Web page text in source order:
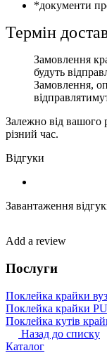
*документи
Термін
Замовлення
будуть
Замовлення,
Залежно від вашого
різний час.
Відгуки
Завантаження
Add a review
Послуги
Поклейка крайки
Поклейка крайки
Поклейка кутів
Назад до списку
Каталог